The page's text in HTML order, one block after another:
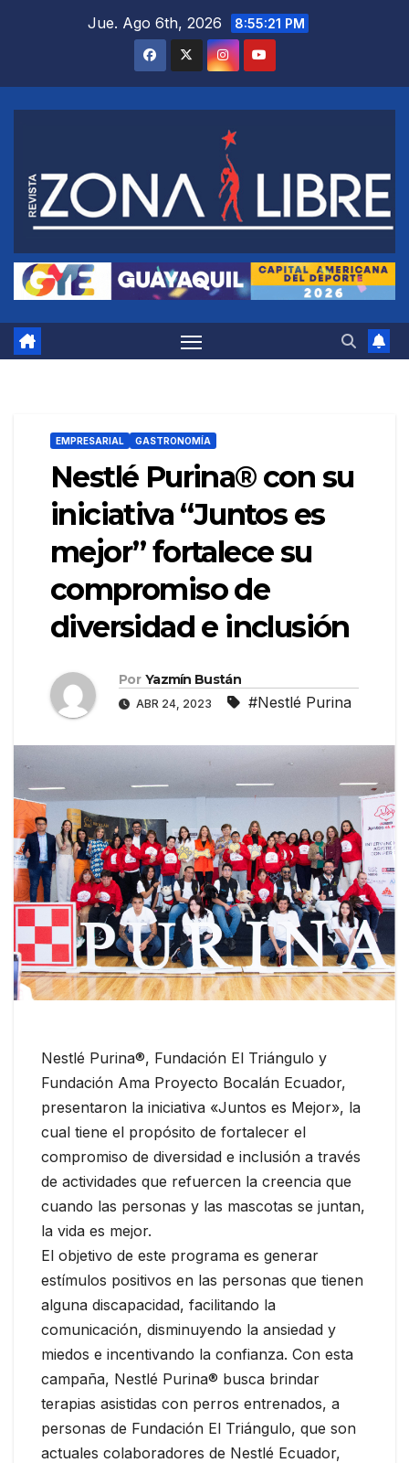
Jue. Ago 6th, 2026 8:55:22 PM
EMPRESARIAL GASTRONOMÍA
Nestlé Purina® con su
iniciativa “Juntos es
mejor” fortalece su
compromiso de
diversidad e inclusión
Por Yazmín Bustán
ABR 24, 2023 #Nestlé Purina
Nestlé Purina®, Fundación El Triángulo y
Fundación Ama Proyecto Bocalán Ecuador,
presentaron la iniciativa «Juntos es Mejor», la
cual tiene el propósito de fortalecer el
compromiso de diversidad e inclusión a través
de actividades que refuercen la creencia que
cuando las personas y las mascotas se juntan,
la vida es mejor.
El objetivo de este programa es generar
estímulos positivos en las personas que tienen
alguna discapacidad, facilitando la
comunicación, disminuyendo la ansiedad y
miedos e incentivando la confianza. Con esta
campaña, Nestlé Purina® busca brindar
terapias asistidas con perros entrenados, a
personas de Fundación El Triángulo, que son
actuales colaboradores de Nestlé Ecuador,